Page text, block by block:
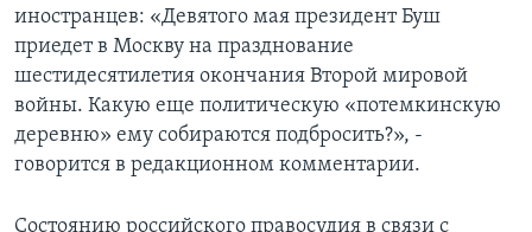
иностранцев: «Девятого мая президент Буш
приедет в Москву на празднование
шестидесятилетия окончания Второй мировой
войны. Какую еще политическую «потемкинскую
деревню» ему собираются подбросить?», -
говорится в редакционном комментарии.
Состоянию российского правосудия в связи с